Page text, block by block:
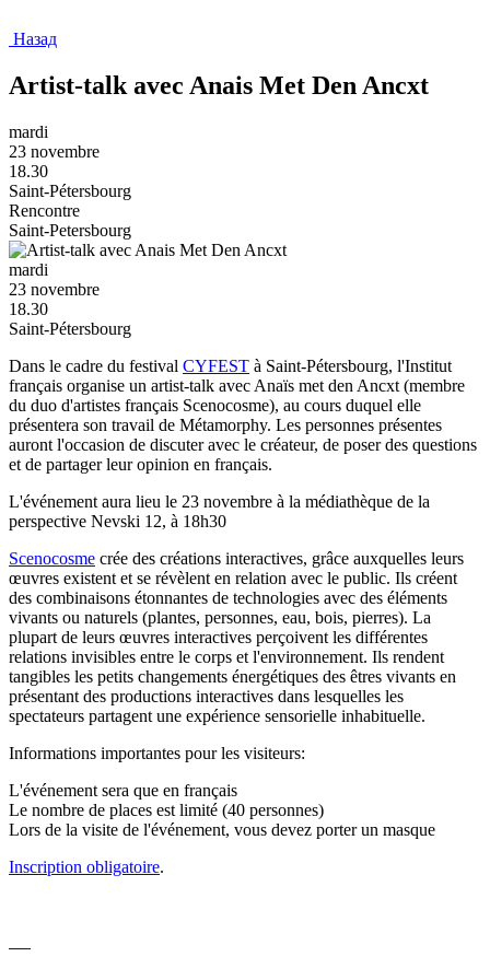
Назад
Artist-talk avec Anais Met Den Ancxt
mardi
23 novembre
18.30
Saint-Pétersbourg
Rencontre
Saint-Petersbourg
mardi
23 novembre
18.30
Saint-Pétersbourg
Dans le cadre du festival CYFEST à Saint-Pétersbourg, l'Institut
français organise un artist-talk avec Anaïs met den Ancxt (membre
du duo d'artistes français Scenocosme), au cours duquel elle
présentera son travail de Métamorphy. Les personnes présentes
auront l'occasion de discuter avec le créateur, de poser des questions
et de partager leur opinion en français.
L'événement aura lieu le 23 novembre à la médiathèque de la
perspective Nevski 12, à 18h30
Scenocosme crée des créations interactives, grâce auxquelles leurs
œuvres existent et se révèlent en relation avec le public. Ils créent
des combinaisons étonnantes de technologies avec des éléments
vivants ou naturels (plantes, personnes, eau, bois, pierres). La
plupart de leurs œuvres interactives perçoivent les différentes
relations invisibles entre le corps et l'environnement. Ils rendent
tangibles les petits changements énergétiques des êtres vivants en
présentant des productions interactives dans lesquelles les
spectateurs partagent une expérience sensorielle inhabituelle.
Informations importantes pour les visiteurs:
L'événement sera que en français
Le nombre de places est limité (40 personnes)
Lors de la visite de l'événement, vous devez porter un masque
Inscription obligatoire.